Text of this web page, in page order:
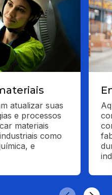
atualizar suas
e processos
materiais
como
e